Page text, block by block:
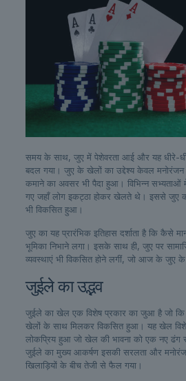
समय के साथ, जुए में पेशेवरता आई और यह धीरे-धीरे
बदल गया। जुए के खेलों का उद्देश्य केवल मनोरंजन
कमाने का अवसर भी पैदा हुआ। विभिन्न सभ्यताओं
गए जहाँ लोग इकट्ठा होकर खेलते थे। इससे जुए
भी विकसित हुआ।
जुए का यह प्रारंभिक इतिहास दर्शाता है कि कैसे
भूमिका निभाने लगा। इसके साथ ही, जुए पर
व्यवस्थाएं भी विकसित होने लगीं, जो आज के जुए
जुईले का उद्भव
जुईले का खेल एक विशेष प्रकार का जुआ है जो
खेलों के साथ मिलकर विकसित हुआ। यह खेल
लोकप्रिय हुआ जो खेल की भावना को एक नए ढंग
जुईले का मुख्य आकर्षण इसकी सरलता और
खिलाड़ियों के बीच तेजी से फैल गया।